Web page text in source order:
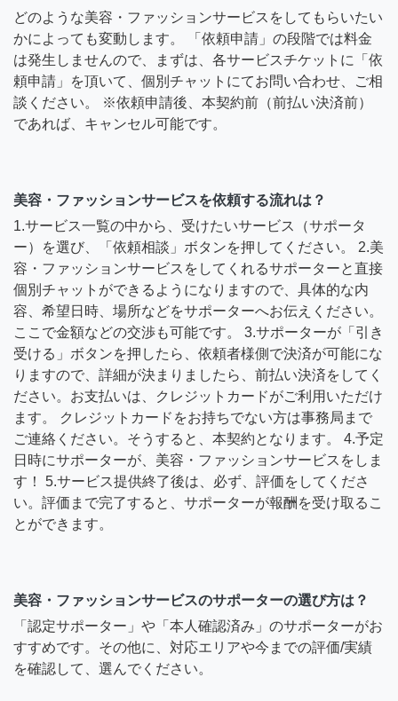
どのような美容・ファッションサービスをしてもらいたい
かによっても変動します。 「依頼申請」の段階では料金
は発生しませんので、まずは、各サービスチケットに「依
頼申請」を頂いて、個別チャットにてお問い合わせ、ご相
談ください。 ※依頼申請後、本契約前（前払い決済前）
であれば、キャンセル可能です。
美容・ファッションサービスを依頼する流れは？
1.サービス一覧の中から、受けたいサービス（サポータ
ー）を選び、「依頼相談」ボタンを押してください。 2.美
容・ファッションサービスをしてくれるサポーターと直接
個別チャットができるようになりますので、具体的な内
容、希望日時、場所などをサポーターへお伝えください。
ここで金額などの交渉も可能です。 3.サポーターが「引き
受ける」ボタンを押したら、依頼者様側で決済が可能にな
りますので、詳細が決まりましたら、前払い決済をしてく
ださい。お支払いは、クレジットカードがご利用いただけ
ます。 クレジットカードをお持ちでない方は事務局まで
ご連絡ください。そうすると、本契約となります。 4.予定
日時にサポーターが、美容・ファッションサービスをしま
す！ 5.サービス提供終了後は、必ず、評価をしてくださ
い。評価まで完了すると、サポーターが報酬を受け取るこ
とができます。
美容・ファッションサービスのサポーターの選び方は？
「認定サポーター」や「本人確認済み」のサポーターがお
すすめです。その他に、対応エリアや今までの評価/実績
を確認して、選んでください。